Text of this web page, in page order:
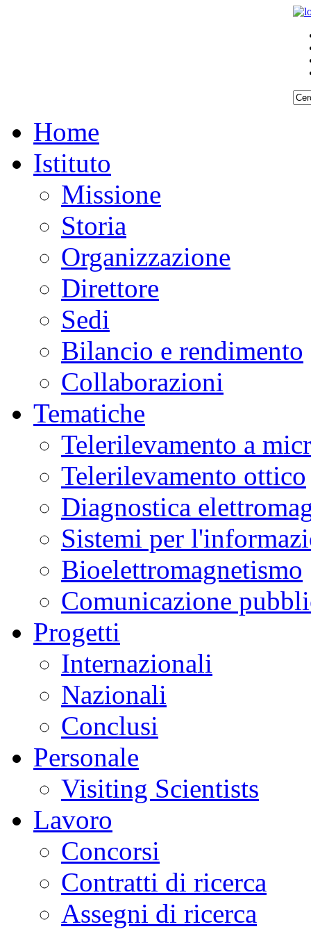
Home
Istituto
Missione
Storia
Organizzazione
Direttore
Sedi
Bilancio e rendimento
Collaborazioni
Tematiche
Telerilevamento a
Telerilevamento ottico
Diagnostica
Sistemi per
Bioelettromagnetismo
Comunicazione
Progetti
Internazionali
Nazionali
Conclusi
Personale
Visiting Scientists
Lavoro
Concorsi
Contratti di ricerca
Assegni di ricerca